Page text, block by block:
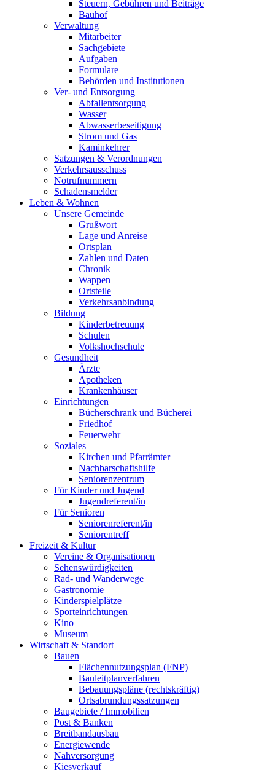
Steuern, Gebühren und Beiträge
Bauhof
Verwaltung
Mitarbeiter
Sachgebiete
Aufgaben
Formulare
Behörden und Institutionen
Ver- und Entsorgung
Abfallentsorgung
Wasser
Abwasserbeseitigung
Strom und Gas
Kaminkehrer
Satzungen & Verordnungen
Verkehrsausschuss
Notrufnummern
Schadensmelder
Leben & Wohnen
Unsere Gemeinde
Grußwort
Lage und Anreise
Ortsplan
Zahlen und Daten
Chronik
Wappen
Ortsteile
Verkehrsanbindung
Bildung
Kinderbetreuung
Schulen
Volkshochschule
Gesundheit
Ärzte
Apotheken
Krankenhäuser
Einrichtungen
Bücherschrank und Bücherei
Friedhof
Feuerwehr
Soziales
Kirchen und Pfarrämter
Nachbarschaftshilfe
Seniorenzentrum
Für Kinder und Jugend
Jugendreferent/in
Für Senioren
Seniorenreferent/in
Seniorentreff
Freizeit & Kultur
Vereine & Organisationen
Sehenswürdigkeiten
Rad- und Wanderwege
Gastronomie
Kinderspielplätze
Sporteinrichtungen
Kino
Museum
Wirtschaft & Standort
Bauen
Flächennutzungsplan (FNP)
Bauleitplanverfahren
Bebauungspläne (rechtskräftig)
Ortsabrundungssatzungen
Baugebiete / Immobilien
Post & Banken
Breitbandausbau
Energiewende
Nahversorgung
Kiesverkauf